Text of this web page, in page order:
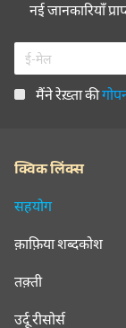
नई जानकारियाँ
मैंने रेख़्ता की
क्विक लिंक्स
सहयोग
क़ाफ़िया शब्दकोश
तक़्ती
उर्दू रीसोर्स